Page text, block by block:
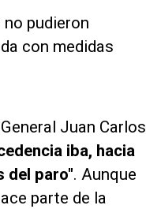
pudieron
con medidas
Juan Carlos
iba, hacia
del paro". Aunque
parte de la